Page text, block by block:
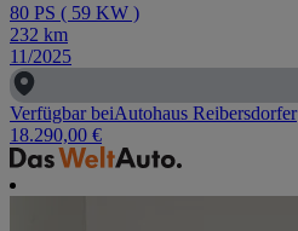
80 PS ( 59 KW )
232 km
11/2025
Verfügbar beiAutohaus Reibersdorfer
18.290,00 €